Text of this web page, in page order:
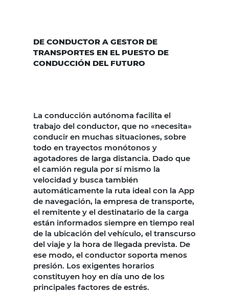
DE CONDUCTOR A GESTOR DE
TRANSPORTES EN EL PUESTO DE
CONDUCCIÓN DEL FUTURO
La conducción autónoma facilita el
trabajo del conductor, que no «necesita»
conducir en muchas situaciones, sobre
todo en trayectos monótonos y
agotadores de larga distancia. Dado que
el camión regula por sí mismo la
velocidad y busca también
automáticamente la ruta ideal con la App
de navegación, la empresa de transporte,
el remitente y el destinatario de la carga
están informados siempre en tiempo real
de la ubicación del vehículo, el transcurso
del viaje y la hora de llegada prevista. De
ese modo, el conductor soporta menos
presión. Los exigentes horarios
constituyen hoy en día uno de los
principales factores de estrés.